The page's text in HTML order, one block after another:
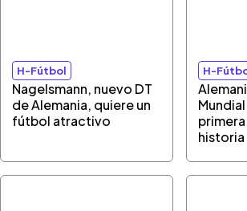
H-Fútbol
Nagelsmann, nuevo DT
de Alemania, quiere un
fútbol atractivo
H-
historia